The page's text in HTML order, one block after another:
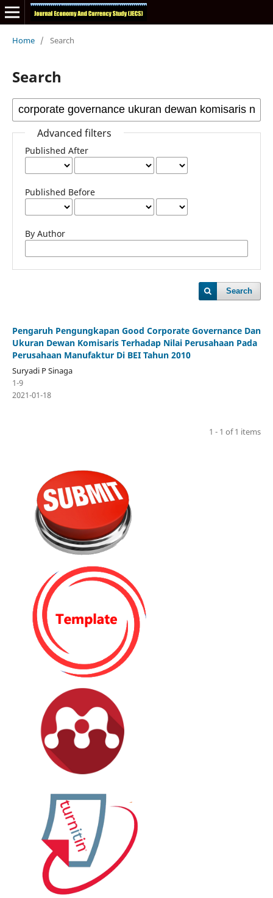
Home / Search
Search
Advanced filters
Published After
Published Before
By Author
Search
Pengaruh Pengungkapan Good Corporate Governance Dan
Ukuran Dewan Komisaris Terhadap Nilai Perusahaan Pada
Perusahaan Manufaktur Di BEI Tahun 2010
Suryadi P Sinaga
1-9
2021-01-18
1 - 1 of 1 items